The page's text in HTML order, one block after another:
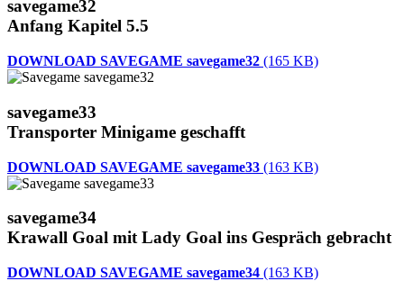
savegame32
Anfang Kapitel 5.5
DOWNLOAD SAVEGAME savegame32 (165 KB)
savegame33
Transporter Minigame geschafft
DOWNLOAD SAVEGAME savegame33 (163 KB)
savegame34
Krawall Goal mit Lady Goal ins Gespräch gebracht
DOWNLOAD SAVEGAME savegame34 (163 KB)